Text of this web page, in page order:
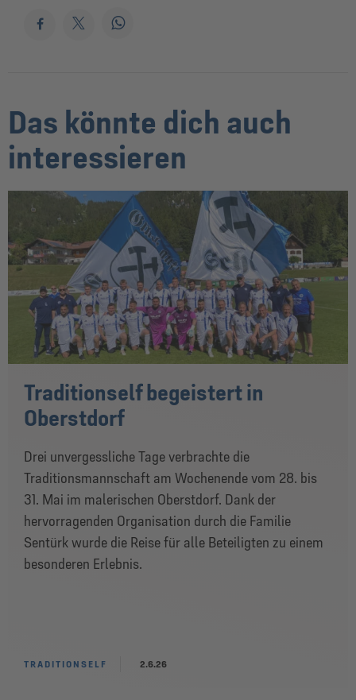
Das könnte dich auch
interessieren
Traditionself begeistert in
Oberstdorf
Drei unvergessliche Tage verbrachte die
Traditionsmannschaft am Wochenende vom 28. bis
31. Mai im malerischen Oberstdorf. Dank der
hervorragenden Organisation durch die Familie
Sentürk wurde die Reise für alle Beteiligten zu einem
besonderen Erlebnis.
TRADITIONSELF 2.6.26